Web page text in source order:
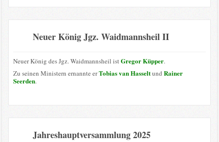
Neuer König Jgz. Waidmannsheil II
Neuer König des Jgz. Waidmannsheil istGregor Küpper.
Zu seinen Ministern ernannte erTobias van Hasseltund Rainer
Seerden.
Jahreshauptversammlung 2025